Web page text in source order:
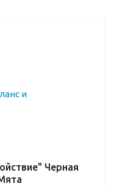
Черная